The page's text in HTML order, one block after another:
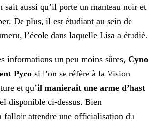
sait aussi qu’il porte un manteau noir et
De plus, il est étudiant au sein de
l’école dans laquelle Lisa a étudié.
informations un peu moins sûres, Cyno
Pyro si l’on se réfère à la Vision
et qu’il manierait une arme d’hast
disponible ci-dessus. Bien
falloir attendre une officialisation du